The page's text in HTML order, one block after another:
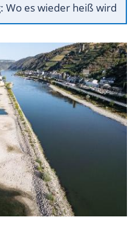
Wo es wieder heiß wird